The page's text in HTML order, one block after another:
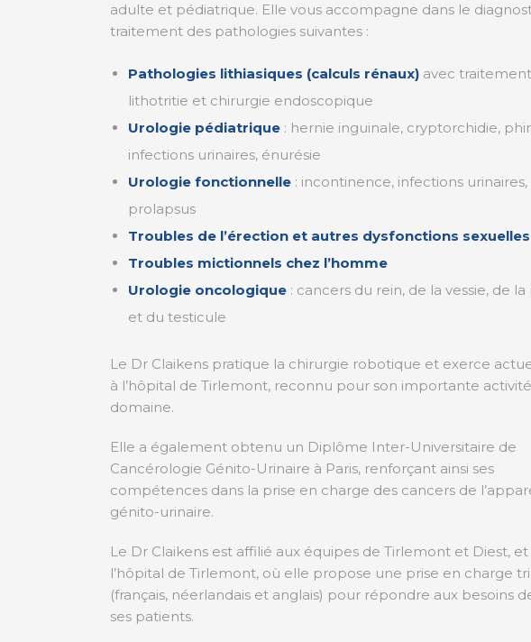
adulte et pédiatrique. Elle vous accompagne dans le
traitement des pathologies suivantes :
Pathologies lithiasiques (calculs rénaux) avec
lithotritie et chirurgie endoscopique
Urologie pédiatrique : hernie inguinale, cryptorchidie,
infections urinaires, énurésie
Urologie fonctionnelle : incontinence, infections urinaires,
prolapsus
Troubles de l’érection et autres dysfonctions sexuelles
Troubles mictionnels chez l’homme
Urologie oncologique : cancers du rein, de la vessie, de
et du testicule
Le Dr Claikens pratique la chirurgie robotique et exerce
à l’hôpital de Tirlemont, reconnu pour son importante
domaine.
Elle a également obtenu un Diplôme Inter-Universitaire de
Cancérologie Génito-Urinaire à Paris, renforçant ainsi ses
compétences dans la prise en charge des cancers de
génito-urinaire.
Le Dr Claikens est affilié aux équipes de Tirlemont et Diest,
l’hôpital de Tirlemont, où elle propose une prise en charge
(français, néerlandais et anglais) pour répondre aux besoins
ses patients.